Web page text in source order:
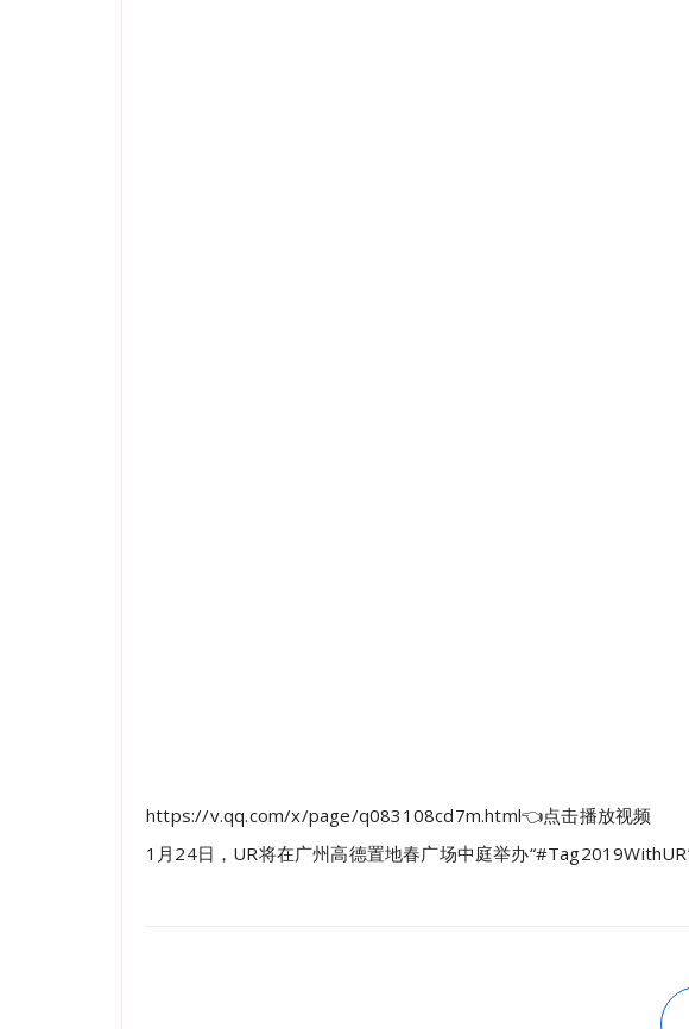
https://v.qq.com/x/page/q083108cd7m.html👈点击播放视频
1月24日，UR将在广州高德置地春广场中庭举办